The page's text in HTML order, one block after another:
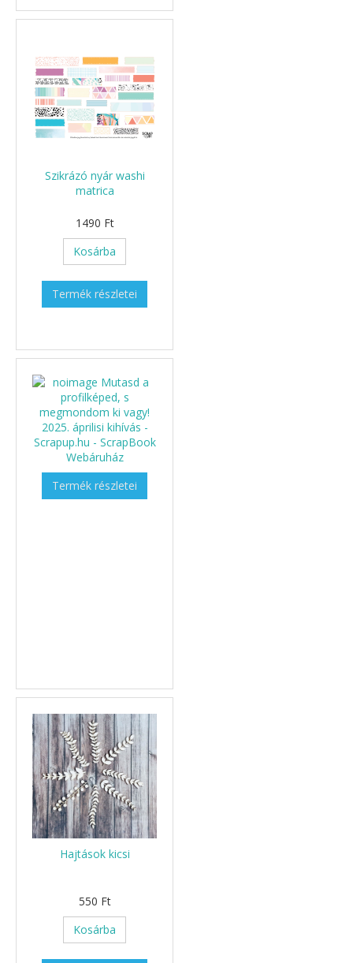
Szikrázó nyár washi
matrica
1490 Ft
Kosárba
Termék részletei
Termék részletei
Hajtások kicsi
550 Ft
Kosárba